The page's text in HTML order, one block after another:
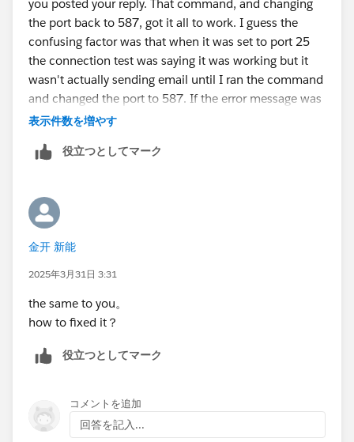
com.tableausoftware.domain.subscription.exceptions.
SubscriptionException: Email failed to send.
(Attachment sizes:
[image/png:179172,image/png:68821,image/png:12
0014,image/png:72745,image/png:64216,image/png
:61974,]). (errorCode=150070)
##################################
####################
Test the connection
and Install Thunderbird email client on the same
server and configure the same. it just works ...
you posted your reply. That command, and changing
the port back to 587, got it all to work. I guess the
confusing factor was that when it was set to port 25
the connection test was saying it was working but it
wasn't actually sending email until I ran the command
and changed the port to 587. If the error message was
clearer I might have figured it out sooner.
表示件数を増やす
役立つとしてマーク
金开 新能
2025年3月31日 3:31
the same to you。
how to fixed it？
役立つとしてマーク
コメントを追加
回答を記入...